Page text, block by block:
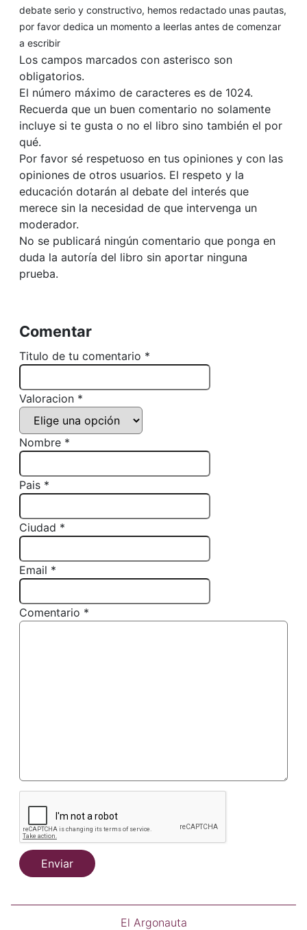
debate serio y constructivo, hemos redactado unas pautas,
por favor dedica un momento a leerlas antes de comenzar
a escribir
Los campos marcados con asterisco son
obligatorios.
El número máximo de caracteres es de 1024.
Recuerda que un buen comentario no solamente
incluye si te gusta o no el libro sino también el por
qué.
Por favor sé respetuoso en tus opiniones y con las
opiniones de otros usuarios. El respeto y la
educación dotarán al debate del interés que
merece sin la necesidad de que intervenga un
moderador.
No se publicará ningún comentario que ponga en
duda la autoría del libro sin aportar ninguna
prueba.
Comentar
Titulo de tu comentario *
Valoracion *
Nombre *
Pais *
Ciudad *
Email *
Comentario *
Enviar
El Argonauta